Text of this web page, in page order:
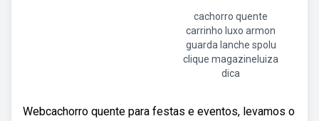
cachorro quente
carrinho luxo armon
guarda lanche spolu
clique magazineluiza
dica
Webcachorro quente para festas e eventos, levamos o